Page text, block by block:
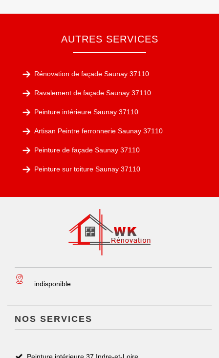
AUTRES SERVICES
Rénovation de façade Saunay 37110
Ravalement de façade Saunay 37110
Peinture intérieure Saunay 37110
Artisan Peintre ferronnerie Saunay 37110
Peinture de façade Saunay 37110
Peinture sur toiture Saunay 37110
indisponible
NOS SERVICES